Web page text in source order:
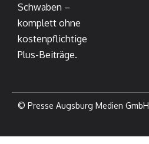
Schwaben –
komplett ohne
kostenpflichtige
Plus-Beiträge.
© Presse Augsburg Medien GmbH